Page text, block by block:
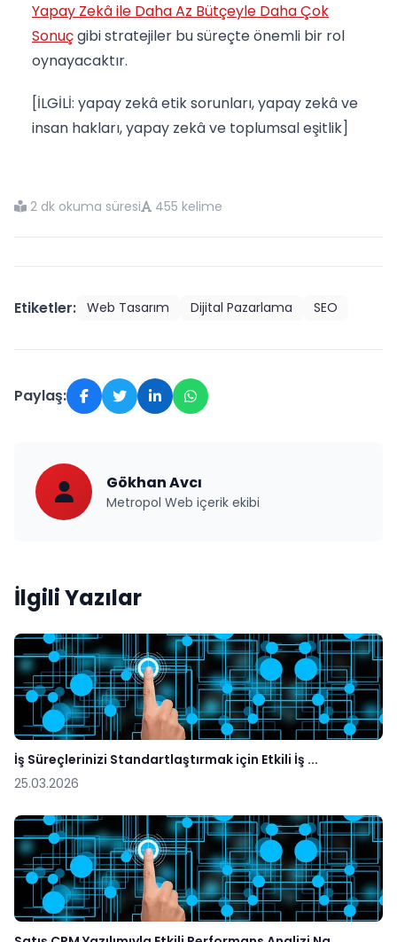
Yapay Zekâ ile Daha Az Bütçeyle Daha Çok
Sonuçgibi stratejiler bu süreçte önemli bir rol
oynayacaktır.
[İLGİLİ: yapay zekâ etik sorunları, yapay zekâ ve
insan hakları, yapay zekâ ve toplumsal eşitlik]
2 dk okuma süresi 455 kelime
Etiketler: Web Tasarım Dijital Pazarlama SEO
Paylaş:
Gökhan Avcı
Metropol Web içerik ekibi
İlgili Yazılar
İş Süreçlerinizi Standartlaştırmak için Etkili İş ...
25.03.2026